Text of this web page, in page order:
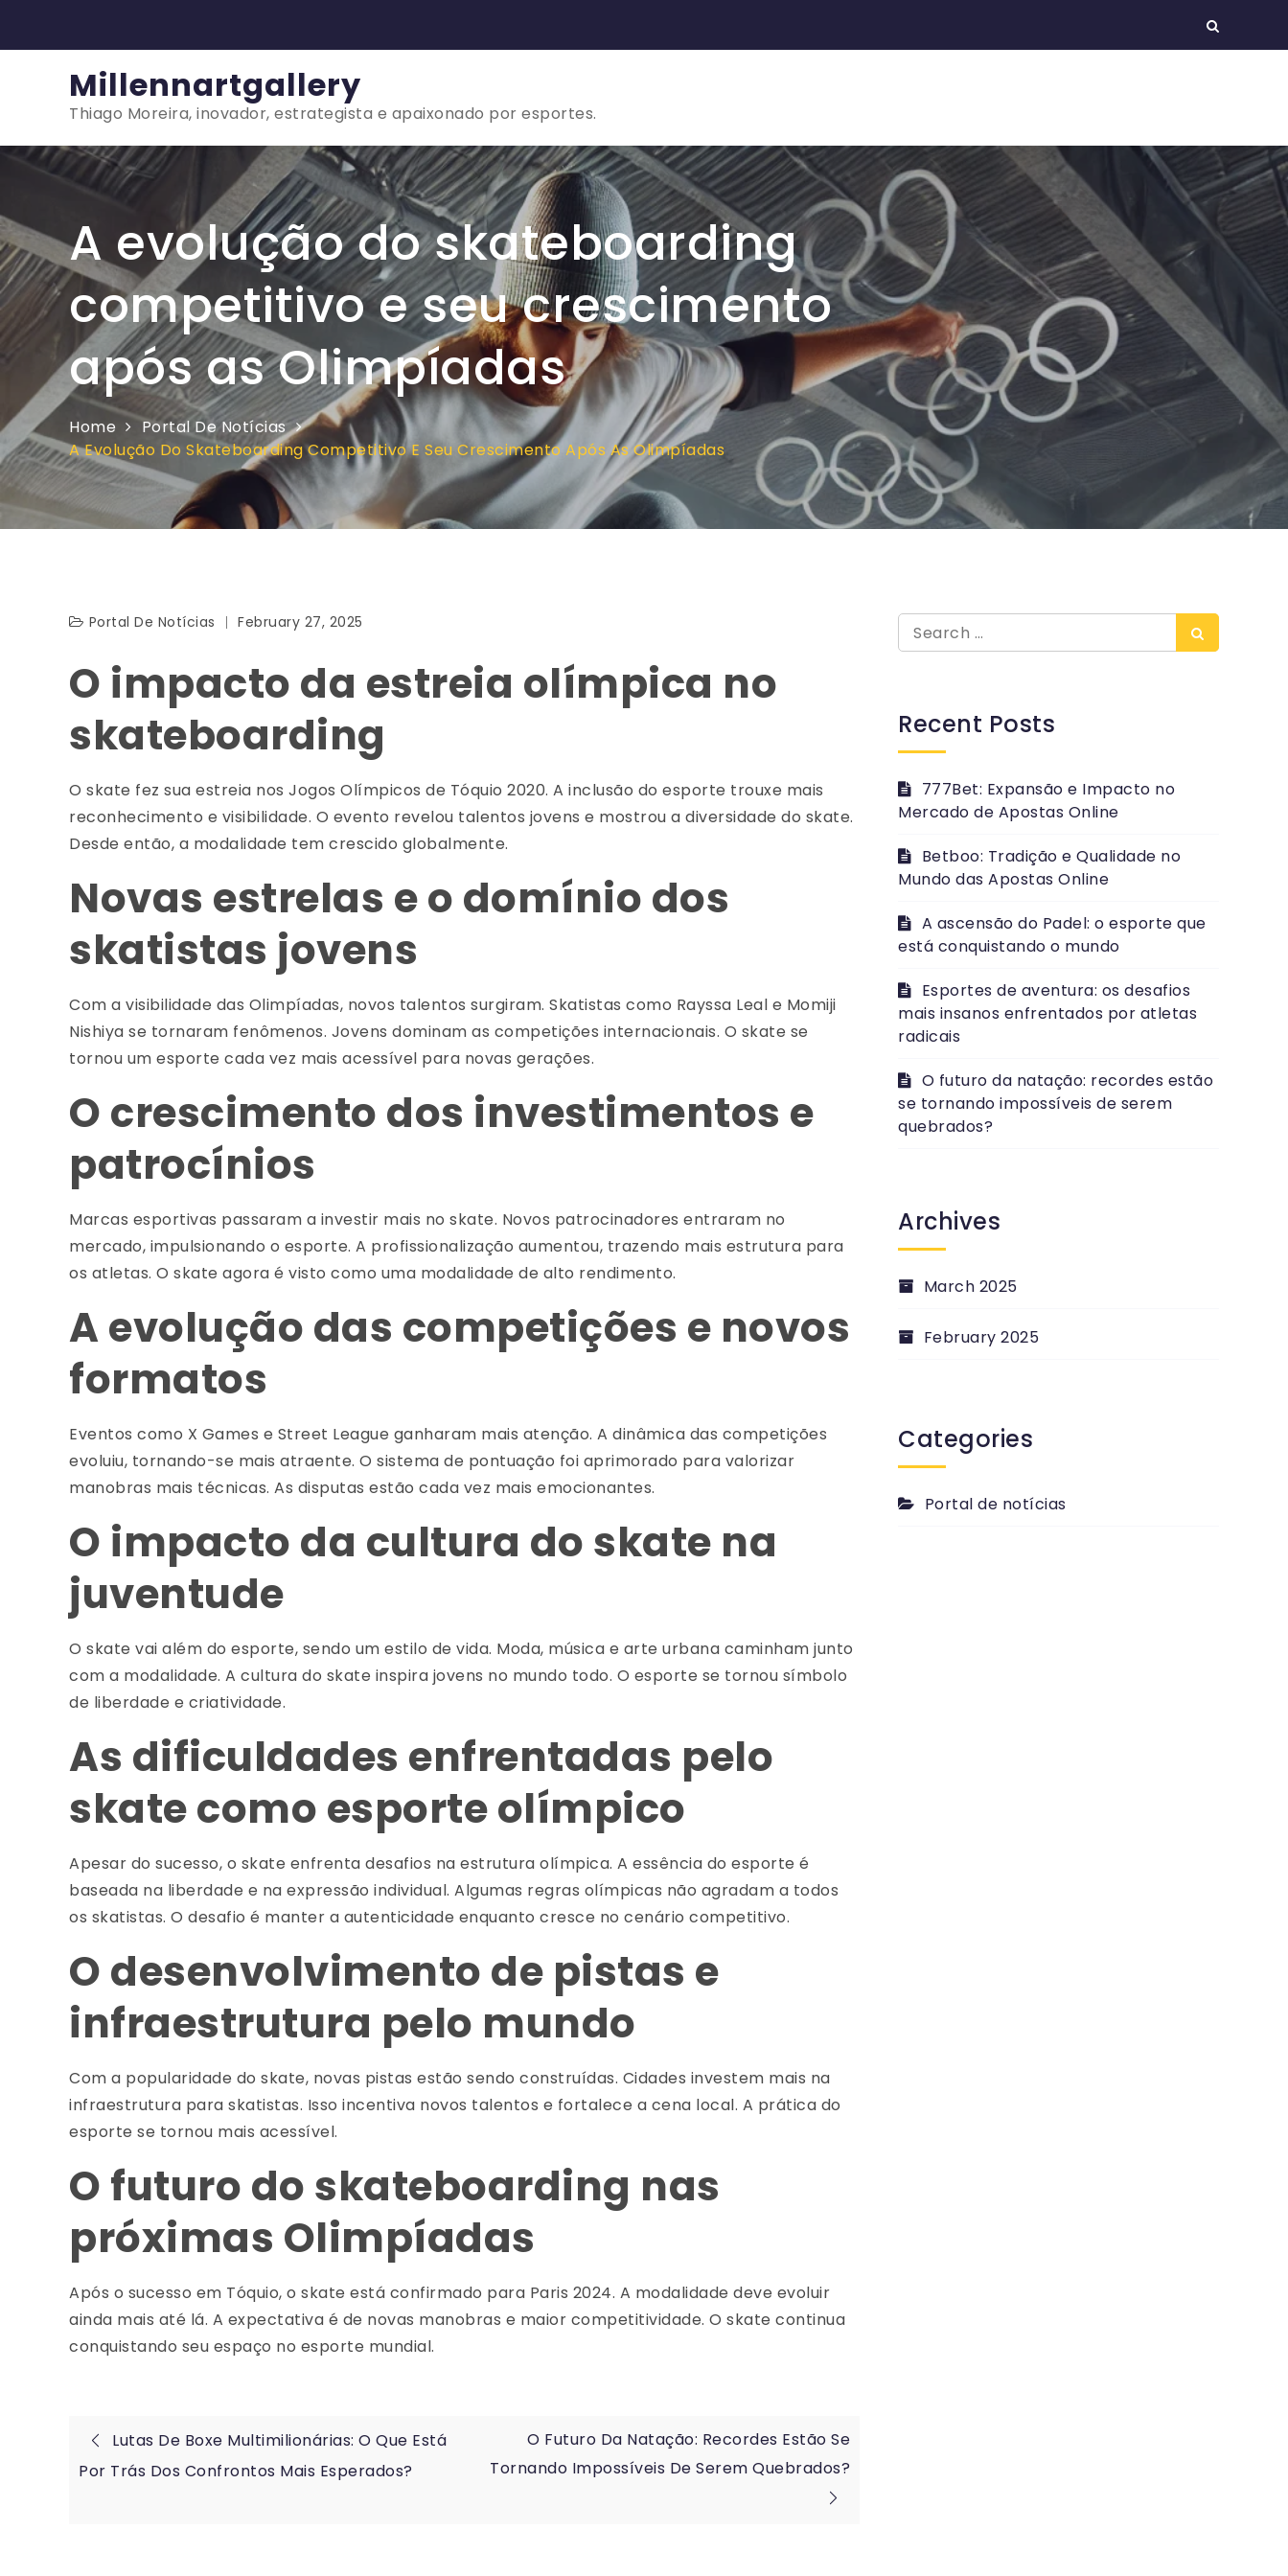
content
Millennartgallery
Thiago Moreira, inovador, estrategista e apaixonado por esportes.
A evolução do skateboarding
competitivo e seu crescimento
após as Olimpíadas
Home
Portal De Notícias
A Evolução Do Skateboarding Competitivo E Seu Crescimento Após As Olimpíadas
Portal De Notícias February 27, 2025
O impacto da estreia olímpica no
skateboarding
O skate fez sua estreia nos Jogos Olímpicos de Tóquio 2020. A inclusão do esporte trouxe mais
reconhecimento e visibilidade. O evento revelou talentos jovens e mostrou a diversidade do skate.
Desde então, a modalidade tem crescido globalmente.
Novas estrelas e o domínio dos
skatistas jovens
Com a visibilidade das Olimpíadas, novos talentos surgiram. Skatistas como Rayssa Leal e Momiji
Nishiya se tornaram fenômenos. Jovens dominam as competições internacionais. O skate se
tornou um esporte cada vez mais acessível para novas gerações.
O crescimento dos investimentos e
patrocínios
Marcas esportivas passaram a investir mais no skate. Novos patrocinadores entraram no
mercado, impulsionando o esporte. A profissionalização aumentou, trazendo mais estrutura para
os atletas. O skate agora é visto como uma modalidade de alto rendimento.
A evolução das competições e novos
formatos
Eventos como X Games e Street League ganharam mais atenção. A dinâmica das competições
evoluiu, tornando-se mais atraente. O sistema de pontuação foi aprimorado para valorizar
manobras mais técnicas. As disputas estão cada vez mais emocionantes.
O impacto da cultura do skate na
juventude
O skate vai além do esporte, sendo um estilo de vida. Moda, música e arte urbana caminham junto
com a modalidade. A cultura do skate inspira jovens no mundo todo. O esporte se tornou símbolo
de liberdade e criatividade.
As dificuldades enfrentadas pelo
skate como esporte olímpico
Apesar do sucesso, o skate enfrenta desafios na estrutura olímpica. A essência do esporte é
baseada na liberdade e na expressão individual. Algumas regras olímpicas não agradam a todos
os skatistas. O desafio é manter a autenticidade enquanto cresce no cenário competitivo.
O desenvolvimento de pistas e
infraestrutura pelo mundo
Com a popularidade do skate, novas pistas estão sendo construídas. Cidades investem mais na
infraestrutura para skatistas. Isso incentiva novos talentos e fortalece a cena local. A prática do
esporte se tornou mais acessível.
O futuro do skateboarding nas
próximas Olimpíadas
Após o sucesso em Tóquio, o skate está confirmado para Paris 2024. A modalidade deve evoluir
ainda mais até lá. A expectativa é de novas manobras e maior competitividade. O skate continua
conquistando seu espaço no esporte mundial.
Post
Lutas De Boxe Multimilionárias: O Que Está
Por Trás Dos Confrontos Mais Esperados?
O Futuro Da Natação: Recordes Estão Se
Tornando Impossíveis De Serem Quebrados?
Search
for:
Recent Posts
777Bet: Expansão e Impacto no
Mercado de Apostas Online
Betboo: Tradição e Qualidade no
Mundo das Apostas Online
A ascensão do Padel: o esporte que
está conquistando o mundo
Esportes de aventura: os desafios
mais insanos enfrentados por atletas
radicais
O futuro da natação: recordes estão
se tornando impossíveis de serem
quebrados?
Archives
March 2025
February 2025
Categories
Portal de notícias